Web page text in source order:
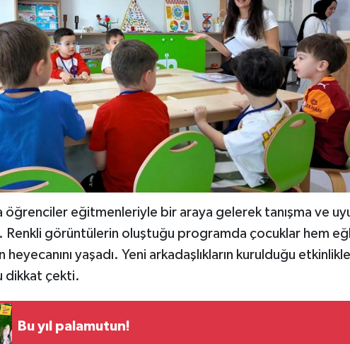
öğrenciler eğitmenleriyle bir araya gelerek tanışma ve
Renkli görüntülerin oluştuğu programda çocuklar hem
yaşadı. Yeni arkadaşlıkların kurulduğu
dikkat çekti.
Bu yıl palamutun!